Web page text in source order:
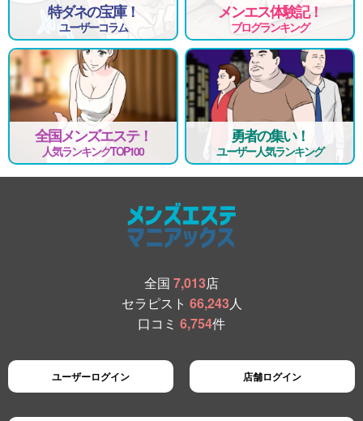
特ダネの宝庫！
ユーザーコラム
メンエス体験記！
ブログランキング
全国メンズエステ！
人気ランキングTOP100
勇者の集い！
ユーザー人気ランキング
全国 7,013店
セラピスト 66,243人
口コミ 6,754件
ユーザーログイン 店舗ログイン